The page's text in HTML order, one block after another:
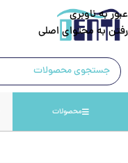
عبور به ناوبری
رفتن به محتوای اصلی
محصولات